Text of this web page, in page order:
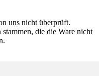
uns nicht überprüft.
die die Ware nicht